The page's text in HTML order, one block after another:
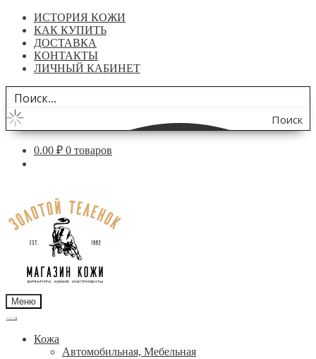
ИСТОРИЯ КОЖИ
КАК КУПИТЬ
ДОСТАВКА
КОНТАКТЫ
ЛИЧНЫЙ КАБИНЕТ
Поиск
по
0.00 ₽ 0 товаров
навигации
содержимому
Меню
Кожа
Автомобильная, Мебельная